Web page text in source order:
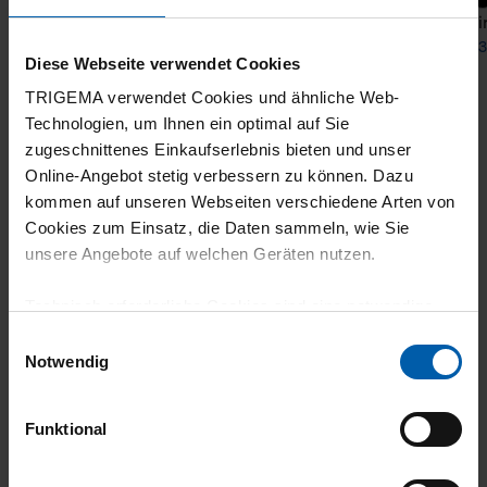
Diese Webseite verwendet Cookies
TRIGEMA verwendet Cookies und ähnliche Web-
Technologien, um Ihnen ein optimal auf Sie
zugeschnittenes Einkaufserlebnis bieten und unser
Online-Angebot stetig verbessern zu können. Dazu
kommen auf unseren Webseiten verschiedene Arten von
Cookies zum Einsatz, die Daten sammeln, wie Sie
unsere Angebote auf welchen Geräten nutzen.
grundlegende Funktionen wie etwa zur Auswahl und
gewährleisten.
Notwendig
Funktional
T-Shirt DELUXE Cotton T-
from